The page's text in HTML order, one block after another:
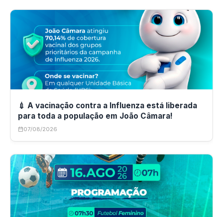
💉 A vacinação contra a Influenza está liberada
para toda a população em João Câmara!
07/08/2026